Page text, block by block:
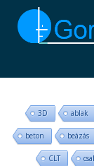
3D ablak
beton beázás
CLT